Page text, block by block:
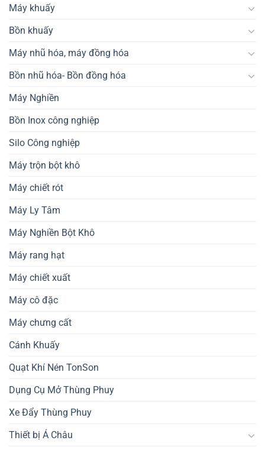
Máy khuấy
Bồn khuấy
Máy nhũ hóa, máy đồng hóa
Bồn nhũ hóa- Bồn đồng hóa
Máy Nghiền
Bồn Inox công nghiệp
Silo Công nghiệp
Máy trộn bột khô
Máy chiết rót
Máy Ly Tâm
Máy Nghiền Bột Khô
Máy rang hạt
Máy chiết xuất
Máy cô đặc
Máy chưng cất
Cánh Khuấy
Quạt Khí Nén TonSon
Dụng Cụ Mở Thùng Phuy
Xe Đẩy Thùng Phuy
Thiết bị Á Châu